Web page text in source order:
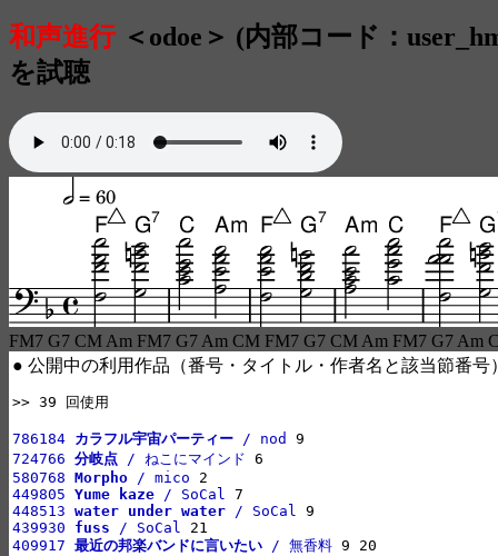
和声進行＜odoe＞ (内部コード：
を試聴
FM7 G7 CM Am FM7 G7 Am CM FM7 G7 CM Am FM7 G7 Am
● 公開中の利用作品（番号・タイトル・作者名と該当節番号
>> 39 回使用
786184 カラフル宇宙パーティー / nod
724766 分岐点 / ねこにマインド
580768 Morpho / mico
449805 Yume kaze / SoCal
448513 water under water / SoCal
439930 fuss / SoCal
409917 最近の邦楽バンドに言いたい / 無香料